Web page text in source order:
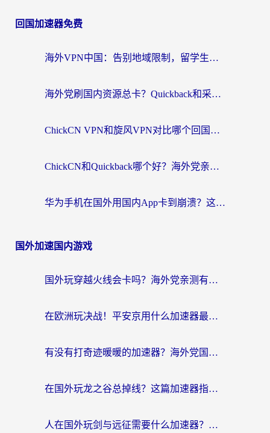
回国加速器免费
海外VPN中国：告别地域限制，留学生与华人如何轻松刷国内剧、玩国服？
海外党刷国内资源总卡？Quickback和采集蜂好用吗？这篇指南帮你避坑
ChickCN VPN和旋风VPN对比哪个回国效果更好？海外党亲测实用指南
ChickCN和Quickback哪个好？海外党亲测回国加速器，轻松解锁国内资源（附避坑指南）
华为手机在国外用国内App卡到崩溃？这篇加速器指南帮你无缝刷剧打游戏
国外加速国内游戏
国外玩穿越火线会卡吗？海外党亲测有效的国服游戏加速指南
在欧洲玩决战！平安京用什么加速器最好用？2026实测有效的国服游戏加速指南
有没有打奇迹暖暖的加速器？海外党国服游戏畅玩不卡顿的秘密
在国外玩龙之谷总掉线？这篇加速器指南帮你告别延迟卡顿！
人在国外玩剑与远征需要什么加速器？老玩家亲测的避坑指南来了